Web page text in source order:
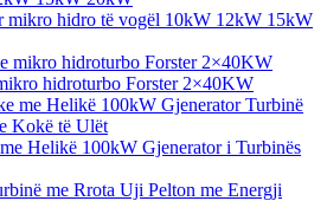
mikro hidro të vogël 10kW 12kW 15kW
hidroturbo Forster 2×40KW
Helikë 100kW Gjenerator i Turbinës